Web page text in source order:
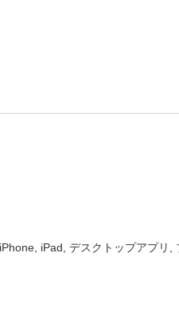
iPad, デスクトップアプリ,